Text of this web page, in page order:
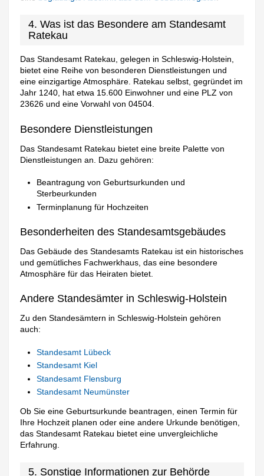
4. Was ist das Besondere am Standesamt
Ratekau
Das Standesamt Ratekau, gelegen in Schleswig-Holstein,
bietet eine Reihe von besonderen Dienstleistungen und
eine einzigartige Atmosphäre. Ratekau selbst, gegründet im
Jahr 1240, hat etwa 15.600 Einwohner und eine PLZ von
23626 und eine Vorwahl von 04504.
Besondere Dienstleistungen
Das Standesamt Ratekau bietet eine breite Palette von
Dienstleistungen an. Dazu gehören:
Beantragung von Geburtsurkunden und
Sterbeurkunden
Terminplanung für Hochzeiten
Besonderheiten des Standesamtsgebäudes
Das Gebäude des Standesamts Ratekau ist ein historisches
und gemütliches Fachwerkhaus, das eine besondere
Atmosphäre für das Heiraten bietet.
Andere Standesämter in Schleswig-Holstein
Zu den Standesämtern in Schleswig-Holstein gehören
auch:
Standesamt Lübeck
Standesamt Kiel
Standesamt Flensburg
Standesamt Neumünster
Ob Sie eine Geburtsurkunde beantragen, einen Termin für
Ihre Hochzeit planen oder eine andere Urkunde benötigen,
das Standesamt Ratekau bietet eine unvergleichliche
Erfahrung.
5. Sonstige Informationen zur Behörde